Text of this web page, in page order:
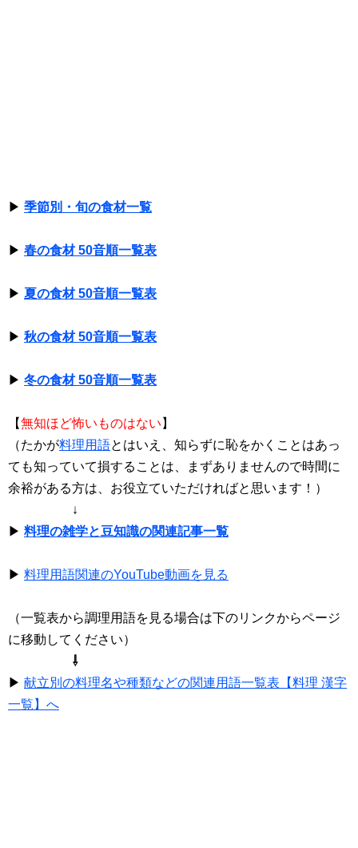
▶ 季節別・旬の食材一覧
▶ 春の食材 50音順一覧表
▶ 夏の食材 50音順一覧表
▶ 秋の食材 50音順一覧表
▶ 冬の食材 50音順一覧表
【無知ほど怖いものはない 】
（たかが料理用語とはいえ、知らずに恥をかくことはあっ
ても知っていて損することは、まずありませんので時間に
余裕がある方は、お役立ていただければと思います！）
↓
▶ 料理の雑学と豆知識の関連記事一覧
▶ 料理用語関連のYouTube動画を見る
（一覧表から調理用語を見る場合は下のリンクからページ
に移動してください）
⇩
▶ 献立別の料理名や種類などの関連用語一覧表【料理 漢字
一覧】へ